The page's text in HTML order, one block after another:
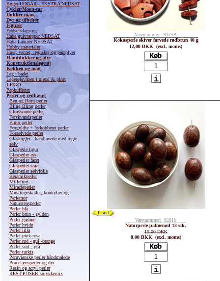
Bøger UDGÅR - EKSTRA NEDSAT
Cykler/Moon-car
Dukker m.m.
Dyr og tilbehør
Figurer
Fødselsdagstog
Haba gulvtæpper NEDSAT
Haba Lamper NEDSAT
Hobby materialer
Huer, vanter, regnslag og paraplyer
Hånddukker og -dyr
Konstruktionslegetøj
Køkken og mad
Leg i badet
Legetøjsvåben i metal & plast
LEGO
Papkufferter
Perler og vedhæng
Ben og Horn perler
Bling Bling perler
Cloissonné perler
Ferskvandsperler
Fimo perler
Forgyldte + forkobberet perler
Forsølvede perler
Glaskugler - håndlavede med ægte
sølv
Glasperle figur
Glasperler ass
Glasperler facet
Glasperler små
Glasperler sølvfolie
Keramikperler
Millefiori
Miracleperler
Muslingeskaller, konkylier og
Perlemor
Naturstensperler
Perler blå
Perler brun - gylden
Perler grønne
Perler hvide
Perler lilla
Perler pink-rosa
Perler rød - gul -orange
Perler sort - grå
Perler turkis
Peruvianske perler håndmalede
Porcelænsperler og dyr
Resin og acryl perler
REST-POSER smykkemix
Varenummer: 9375B
Kokosperle skiver farvede rødbrun 40 g
12,00 DKK (excl. moms)
Varenummer: 9201b
Naturperle palmenød 13 stk.
15,00 DKK
8,00 DKK (excl. moms)